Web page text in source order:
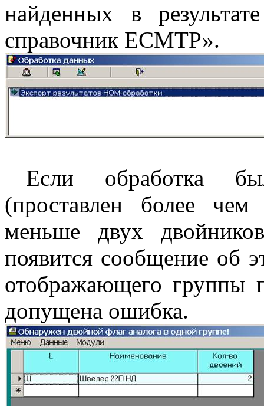
найденных в
справочник ЕСМТР».
Если обработка
(проставлен более
меньше двух
появится сообщение об
отображающего
допущена ошибка.